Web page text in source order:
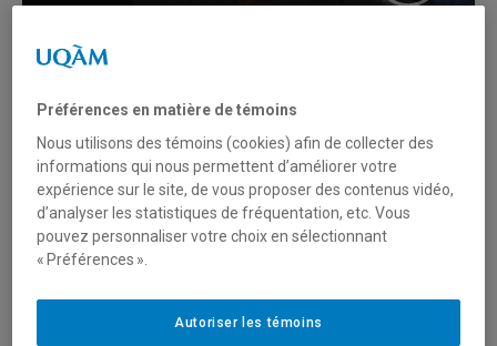
Apostrophes Série 1
Épisode 4 : Georges
Simenon – invité André
Major
Préférences en matière de témoins
Nous utilisons des témoins (cookies) afin de collecter des
informations qui nous permettent d’améliorer votre
expérience sur le site, de vous proposer des contenus vidéo,
d’analyser les statistiques de fréquentation, etc. Vous
pouvez personnaliser votre choix en sélectionnant
« Préférences ».
Autoriser les témoins